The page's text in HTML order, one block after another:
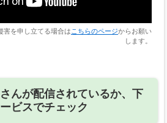
を申し立てる場合は こちらのページからお願い
します。
んが配信されているか、下
ビスでチェック